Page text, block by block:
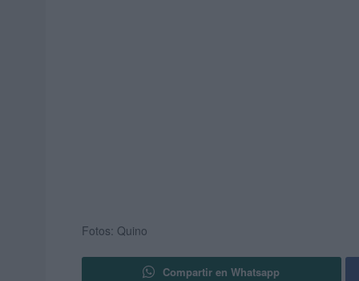
Fotos: Quino
Compartir en Whatsapp